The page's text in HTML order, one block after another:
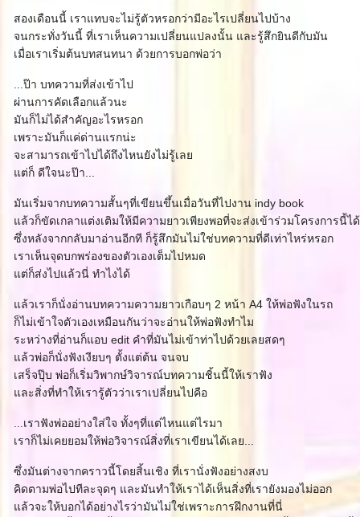
สองเดือนนี้ เราแทบจะไม่รู้ตัวหรอกว่ามีอะไรเปลี่ยนไปบ้าง
จนกระทั่งวันนี้ ที่เราเห็นความเปลี่ยนแปลงนั้น และรู้สึกยินดีกับมัน
เมื่อเราเริ่มต้นบทสนทนา ด้วยการบอกพ่อว่า
...ป๊า บทความที่ส่งเข้าไป
ผ่านการคัดเลือกแล้วนะ
มันก็ไม่ได้สำคัญอะไรหรอก
เพราะมันก็แค่ด่านแรกน่ะ
จะสามารถเข้าไปได้ถึงไหนยังไม่รู้เล
ต่ก็ ดีใจนะป๊า...
มันเริ่มจากบทความสั้นๆที่เขียนขึ้นเมื่อวันที่ไปงาน indy book
ล้วก็ขัดเกลาแต่งเติมให้มีความยาวเพียงพอที่จะส่งเข้าร่วมโครงการนี้ได้
ซึ่งหลังจากกลับมาอ่านอีกที ก็รู้สึกมันไม่ใช่บทความที่ดีเท่าไหร่หรอก
เราเห็นจุดบกพร่องของตัวเองเต็มไปหมด
ต่ก็ส่งไปแล้วนี่ ทำไงได้
ล้วเราก็นั่งอ่านบทความความยาวเกือบๆ 2 หน้า A4 ให้พ่อฟังในรถ
ก็ไม่เข้าใจตัวเองเหมือนกันว่าจะอ่านให้พ่อฟังทำไม
ระหว่างที่อ่านก็แอบ edit คำที่มันไม่เข้าท่าไปด้วยเลยสดๆ
ล้วพ่อก็นั่งฟังเงียบๆ ตั้งแต่ต้น จนจบ
เสร็จปุ๊บ พ่อก็เริ่มวิพากษ์วิจารณ์บทความชิ้นนี้ให้เราฟัง
ละสิ่งที่ทำให้เรารู้ตัวว่าเราเปลี่ยนไปคือ
...เราฟังพ่ออย่างใส่ใจ ทั้งๆที่แต่ไหนแต่ไรมา
เราก็ไม่เคยยอมให้พ่อวิจารณ์สิ่งที่เราเขียนได้เลย...
ซึ่งมันต่างจากคราวนี้โดยสิ้นเชิง ที่เรานั่งฟังอย่างสงบ
คิดตามพ่อไปทีละจุดๆ และมันทำให้เราได้เห็นสิ่งที่เรายังมองไม่ออก
ล้วจะให้บอกได้อย่างไรว่ามันไม่ใช่เพราะการฝึกงานที่นี่